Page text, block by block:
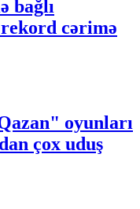
bağlı
cərimə
oyunları
çox uduş